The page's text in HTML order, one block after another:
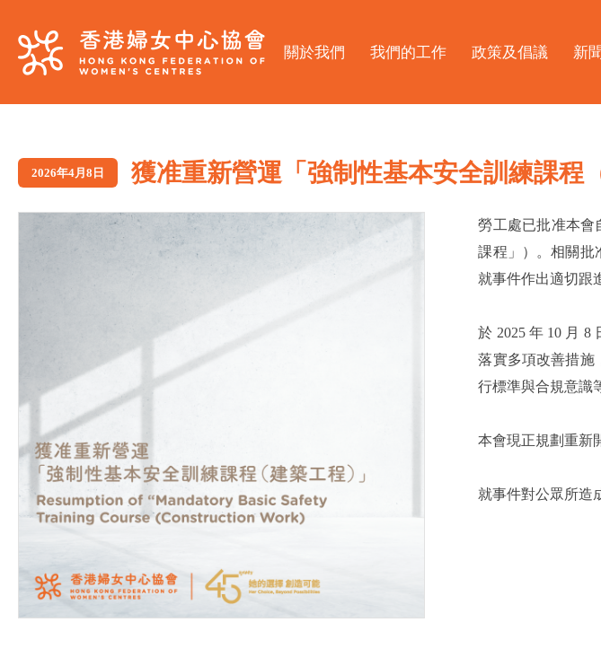
關於我們 我們的工作 政策及倡議 新
2026年4月8日 獲准重新營運「強制性基本安全訓練課程
勞工處已批准本會
課程」）。相關批
就事件作出適切跟
於 2025 年 10 月
落實多項改善措施
行標準與合規意識
本會現正規劃重新
就事件對公眾所造